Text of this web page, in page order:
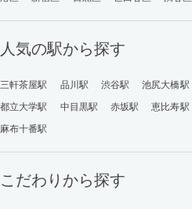
人気の駅から探す
三軒茶屋駅 品川駅 渋谷駅 池尻大橋駅
都立大学駅
中目黒駅 赤坂駅 恵比寿駅
麻布十番駅
こだわりから探す